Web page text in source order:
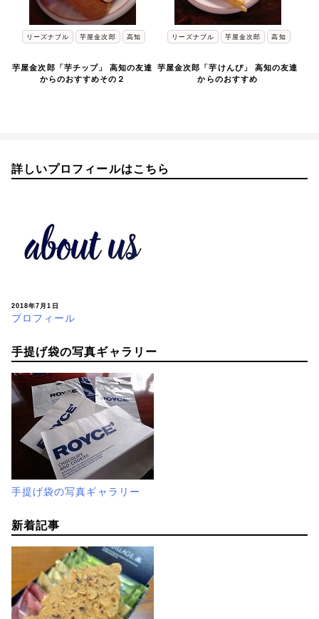
リーズナブル 芋屋金次郎 高知
芋屋金次郎「芋チップ」 高知の友達
からのおすすめその２
リーズナブル 芋屋金次郎 高知
芋屋金次郎「芋けんぴ」 高知の友達
からのおすすめ
詳しいプロフィールはこちら
2018年7月1日
プロフィール
手提げ袋の写真ギャラリー
手提げ袋の写真ギャラリー
新着記事